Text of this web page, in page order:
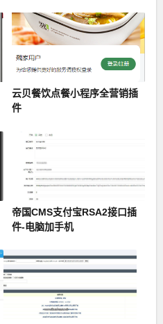
云贝餐饮点餐小程序全营销插
件
帝国CMS支付宝RSA2接口插
件-电脑加手机